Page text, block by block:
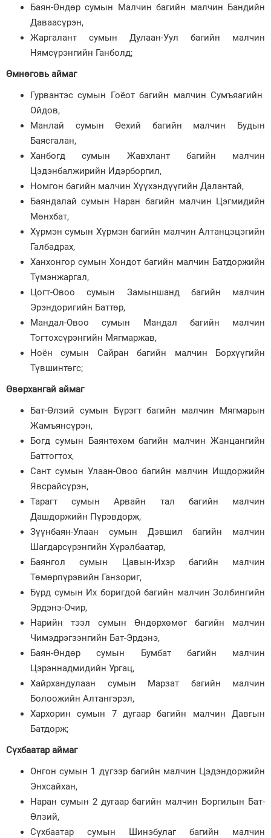
Баян-Өндөр сумын Малчин багийн малчин Бандийн
Даваасүрэн,
Жаргалант сумын Дулаан-Уул багийн малчин
Нямсүрэнгийн Ганболд;
Өмнөговь аймаг
Гурвантэс сумын Гоёот багийн малчин Сумъяагийн
Ойдов,
Манлай сумын Өехий багийн малчин Будын
Баясгалан,
Ханбогд сумын Жавхлант багийн малчин
Цэдэнбалжирийн Идэрборгил,
Номгон багийн малчин Хүүхэндүүгийн Далантай,
Баяндалай сумын Наран багийн малчин Цэгмидийн
Мөнхбат,
Хүрмэн сумын Хүрмэн багийн малчин Алтанцэцэгийн
Галбадрах,
Ханхонгор сумын Хондот багийн малчин Батдоржийн
Түмэнжаргал,
Цогт-Овоо сумын Замыншанд багийн малчин
Эрэндоригийн Баттөр,
Мандал-Овоо сумын Мандал багийн малчин
Тогтохсүрэнгийн Мягмаржав,
Ноён сумын Сайран багийн малчин Борхүүгийн
Түвшинтөгс;
Өвөрхангай аймаг
Бат-Өлзий сумын Бүрэгт багийн малчин Мягмарын
Жамъянсүрэн,
Богд сумын Баянтөхөм багийн малчин Жанцангийн
Баттогтох,
Сант сумын Улаан-Овоо багийн малчин Ишдоржийн
Явсрайсүрэн,
Тарагт сумын Арвайн тал багийн малчин
Дашдоржийн Пүрэвдорж,
Зүүнбаян-Улаан сумын Дэвшил багийн малчин
Шагдарсүрэнгийн Хүрэлбаатар,
Баянгол сумын Цавын-Ихэр багийн малчин
Төмөрпүрэвийн Ганзориг,
Бүрд сумын Их боригдой багийн малчин Золбингийн
Эрдэнэ-Очир,
Нарийн тээл сумын Өндөрхөмөг багийн малчин
Чимэдрэгзэнгийн Бат-Эрдэнэ,
Баян-Өндөр сумын Бумбат багийн малчин
Цэрэннадмидийн Ургац,
Хайрхандулаан сумын Марзат багийн малчин
Болоожийн Алтангэрэл,
Хархорин сумын 7 дугаар багийн малчин Давгын
Батдорж;
Сүхбаатар аймаг
Онгон сумын 1 дүгээр багийн малчин Цэдэндоржийн
Энхсайхан,
Наран сумын 2 дугаар багийн малчин Боргилын Бат-
Өлзий,
Сүхбаатар сумын Шинэбулаг багийн малчин